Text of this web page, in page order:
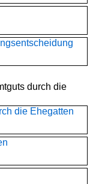
durch die
die Ehegatten